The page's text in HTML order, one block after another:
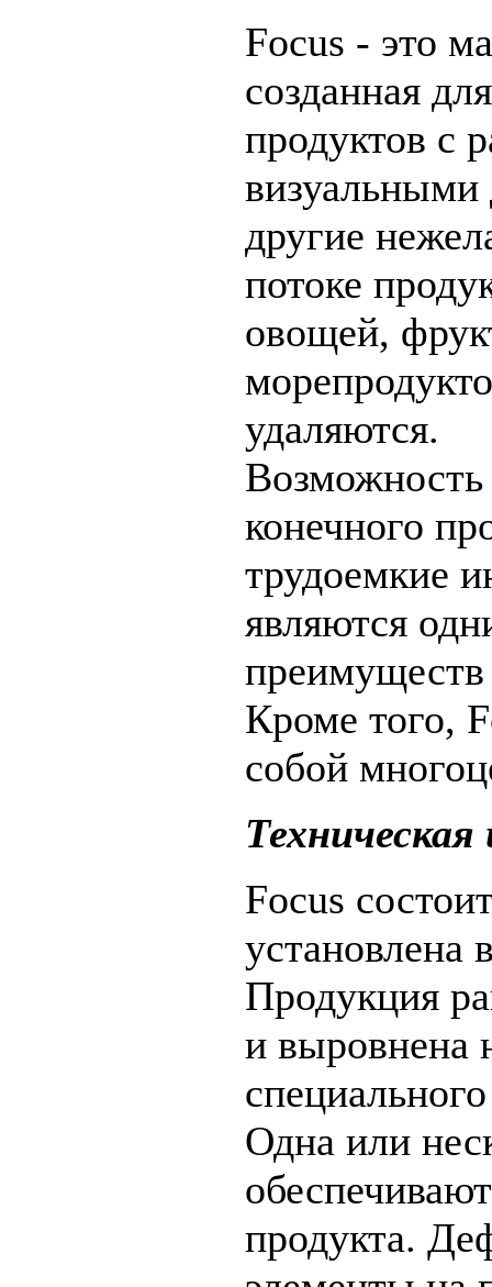
Focus - это
созданная
продуктов с
другие
потоке
овощей,
удаляются.
Возможность
конечного
трудоемкие
являются
преимуществ
Кроме того,
собой
Focus
установлена
Продукция
и выровнена
Одна или
продукта.